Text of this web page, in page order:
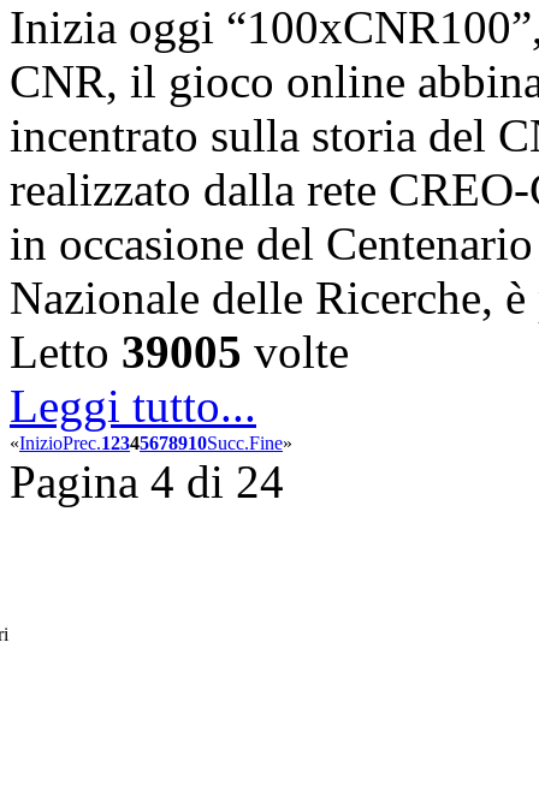
Inizia oggi
CNR, il gioco online
incentrato sulla storia del
realizzato dalla rete
in occasione del
Nazionale delle Ricerche,
Letto 39005 volte
Leggi tutto...
«InizioPrec.12345678910Succ.Fine»
Pagina 4 di 24